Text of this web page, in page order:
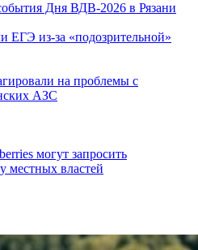
Дня ВДВ-2026 в Рязани
ЕГЭ из-за «подозрительной»
на проблемы с
АЗС
могут запросить
местных властей